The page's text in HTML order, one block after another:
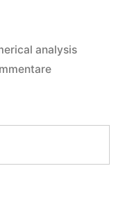
analysis
zu